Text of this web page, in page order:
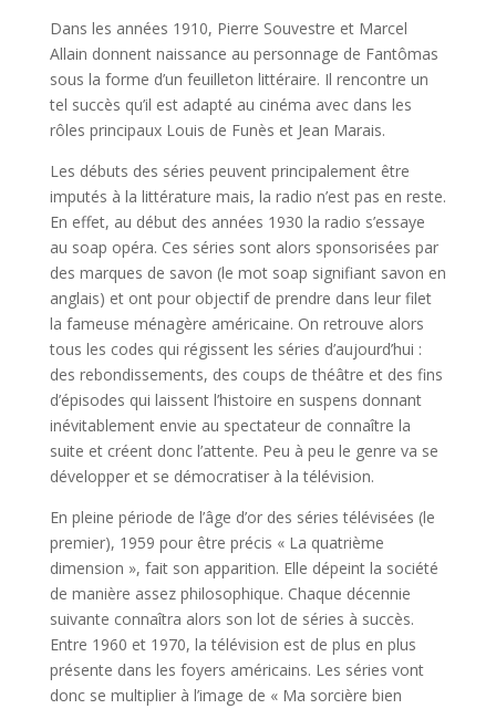
Dans les années 1910, Pierre Souvestre et Marcel
Allain donnent naissance au personnage de Fantômas
sous la forme d’un feuilleton littéraire. Il rencontre un
tel succès qu’il est adapté au cinéma avec dans les
rôles principaux Louis de Funès et Jean Marais.
Les débuts des séries peuvent principalement être
imputés à la littérature mais, la radio n’est pas en reste.
En effet, au début des années 1930 la radio s’essaye
au soap opéra. Ces séries sont alors sponsorisées par
des marques de savon (le mot soap signifiant savon en
anglais) et ont pour objectif de prendre dans leur filet
la fameuse ménagère américaine. On retrouve alors
tous les codes qui régissent les séries d’aujourd’hui :
des rebondissements, des coups de théâtre et des fins
d’épisodes qui laissent l’histoire en suspens donnant
inévitablement envie au spectateur de connaître la
suite et créent donc l’attente. Peu à peu le genre va se
développer et se démocratiser à la télévision.
En pleine période de l’âge d’or des séries télévisées (le
premier), 1959 pour être précis « La quatrième
dimension », fait son apparition. Elle dépeint la société
de manière assez philosophique. Chaque décennie
suivante connaîtra alors son lot de séries à succès.
Entre 1960 et 1970, la télévision est de plus en plus
présente dans les foyers américains. Les séries vont
donc se multiplier à l’image de « Ma sorcière bien